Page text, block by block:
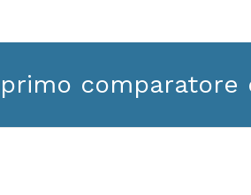
comparatore